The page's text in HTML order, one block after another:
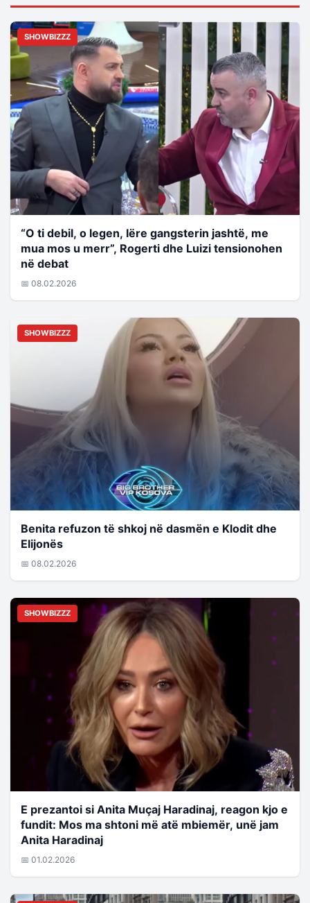
SHOWBIZZZ
“O ti debil, o legen, lëre gangsterin jashtë, me
mua mos u merr”, Rogerti dhe Luizi tensionohen
në debat
📅 08.02.2026
SHOWBIZZZ
Benita refuzon të shkoj në dasmën e Klodit dhe
Elijonës
📅 08.02.2026
SHOWBIZZZ
E prezantoi si Anita Muçaj Haradinaj, reagon kjo e
fundit: Mos ma shtoni më atë mbiemër, unë jam
Anita Haradinaj
📅 01.02.2026